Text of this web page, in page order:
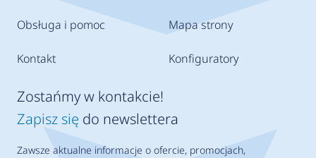
Obsługa i pomoc
Kontakt
Mapa strony
Konfiguratory
Zostańmy w kontakcie!
Zapisz się do newslettera
Zawsze aktualne informacje o ofercie, promocjach,